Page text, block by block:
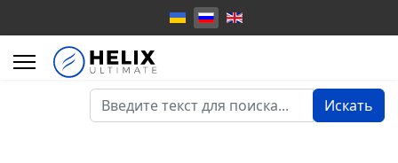
Искать... Искать